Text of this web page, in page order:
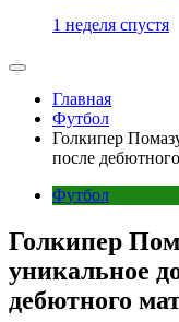
1 неделя спустя
Главная
Футбол
Голкипер
после
Футбол
Голкипер
уникальное
дебютного